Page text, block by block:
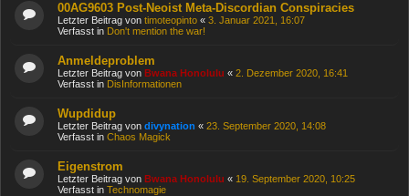
00AG9603 Post-Neoist Meta-Discordian Conspiracies
Letzter Beitrag von timoteopinto « 3. Januar 2021, 16:07
Verfasst in Don't mention the war!
Anmeldeproblem
Letzter Beitrag von Bwana Honolulu « 2. Dezember 2020, 16:41
Verfasst in DisInformationen
Wupdidup
Letzter Beitrag von divynation « 23. September 2020, 14:08
Verfasst in Chaos Magick
Eigenstrom
Letzter Beitrag von Bwana Honolulu « 19. September 2020, 10:25
Verfasst in Technomagie